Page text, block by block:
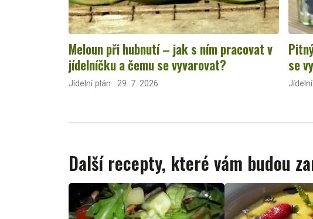
Meloun při hubnutí – jak s ním pracovat v
jídelníčku a čemu se vyvarovat?
Jídelní plán · 29. 7. 2026
se
Další recepty, které vám budou